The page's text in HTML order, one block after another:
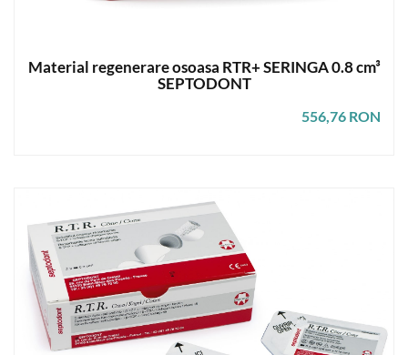
Material regenerare osoasa RTR+ SERINGA 0.8 cm³
SEPTODONT
556,76 RON